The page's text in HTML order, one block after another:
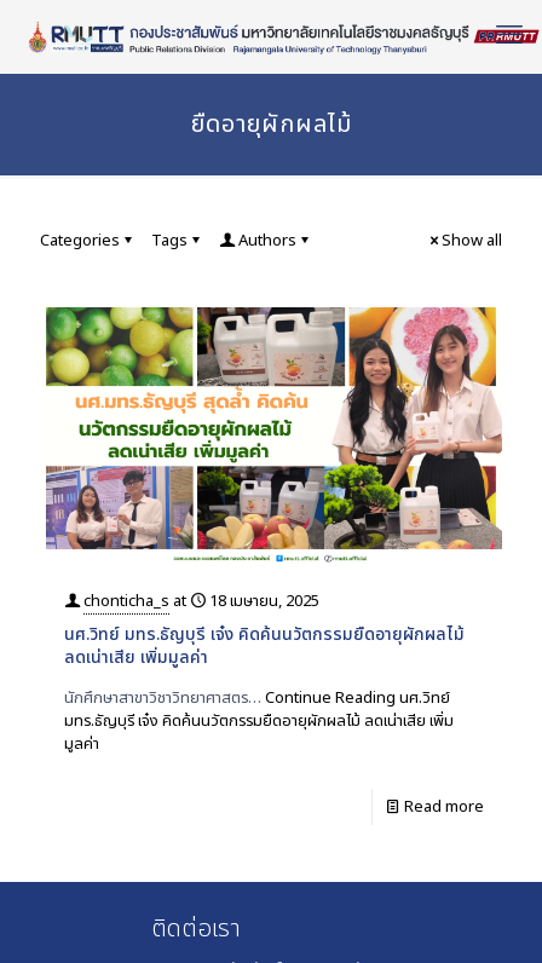
Content
ยืดอายุผักผลไม้
Categories Tags Authors Show all
chonticha_s at 18 เมษายน, 2025
นศ.วิทย์ มทร.ธัญบุรี เจ๋ง คิดค้นนวัตกรรมยืดอายุผักผลไม้
ลดเน่าเสีย เพิ่มมูลค่า
นักศึกษาสาขาวิชาวิทยาศาสตร… Continue Reading นศ.วิทย์
มทร.ธัญบุรี เจ๋ง คิดค้นนวัตกรรมยืดอายุผักผลไม้ ลดเน่าเสีย เพิ่ม
มูลค่า
Read more
ติดต่อเรา